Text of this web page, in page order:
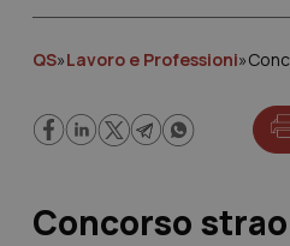
QS»Lavoro e Professioni»
Concorso